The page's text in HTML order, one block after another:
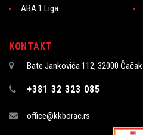
ABA 1 Liga
KONTAKT
Bate Jankovića 112, 32000 Čačak
+381 32 323 085
office@kkborac.rs